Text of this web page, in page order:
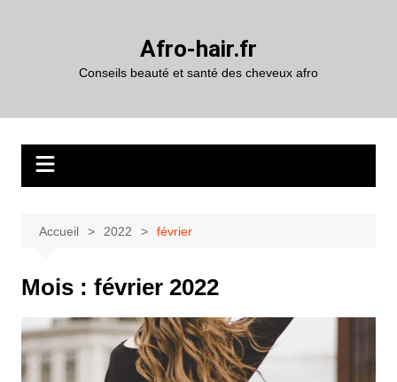
Afro-hair.fr
Conseils beauté et santé des cheveux afro
Accueil 2022 février
Mois : février 2022